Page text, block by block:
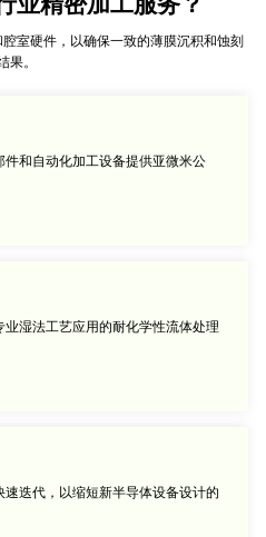
室硬件，以确保一致的薄膜沉积和蚀刻
果。
和自动化加工设备提供亚微米公
湿法工艺应用的耐化学性流体处理
迭代，以缩短新半导体设备设计的